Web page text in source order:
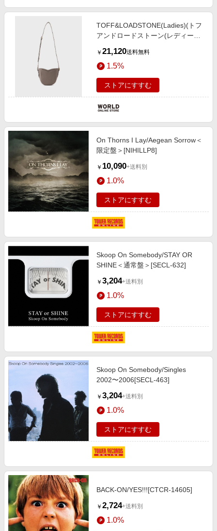
TOFF&LOADSTONE(Ladies)(トフ
アンドロードストーン(レディー
light shrink（ウィズショルダー ラ
イトシュリンク）
￥ 21,120送料無料
1.5%
ストアにすすむ
On Thorns I Lay/Aegean Sorrow＜
限定盤＞[NIHILLP8]
￥ 10,090+送料別
1.0%
ストアにすすむ
Skoop On Somebody/STAY OR
SHINE＜通常盤＞[SECL-632]
￥ 3,204+送料別
1.0%
ストアにすすむ
Skoop On Somebody/Singles
2002〜2006[SECL-463]
￥ 3,204+送料別
1.0%
ストアにすすむ
BACK-ON/YES!!![CTCR-14605]
￥ 2,724+送料別
1.0%